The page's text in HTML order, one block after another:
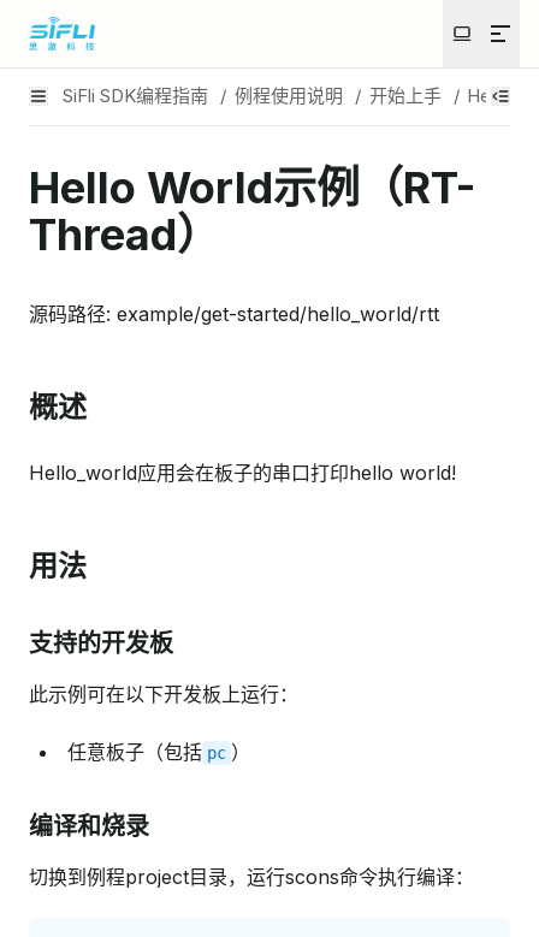
SiFli SDK编程指南 / 例程使用说明 / 开始上手 / Hello
Hello World示例（RT-
Thread）
源码路径: example/get-started/hello_world/rtt
概述
Hello_world应用会在板子的串口打印hello world!
用法
支持的开发板
此示例可在以下开发板上运行：
任意板子（包括 pc ）
编译和烧录
切换到例程project目录，运行scons命令执行编译：